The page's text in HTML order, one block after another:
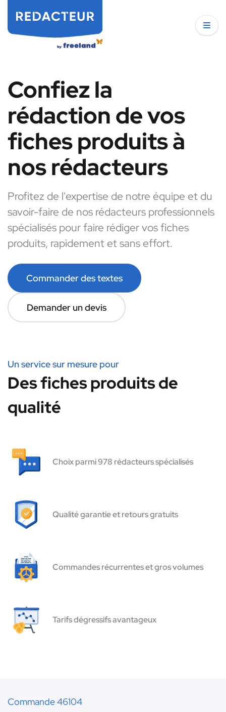
Confiez la
rédaction de vos
fiches produits à
nos rédacteurs
Profitez de l'expertise de notre équipe et du
savoir-faire de nos rédacteurs professionnels
spécialisés pour faire rédiger vos fiches
produits, rapidement et sans effort.
Commander des textes
Demander un devis
Un service sur mesure pour
Des fiches produits de
qualité
Choix parmi 978 rédacteurs spécialisés
Qualité garantie et retours gratuits
Commandes récurrentes et gros volumes
Tarifs dégressifs avantageux
Commande 46104